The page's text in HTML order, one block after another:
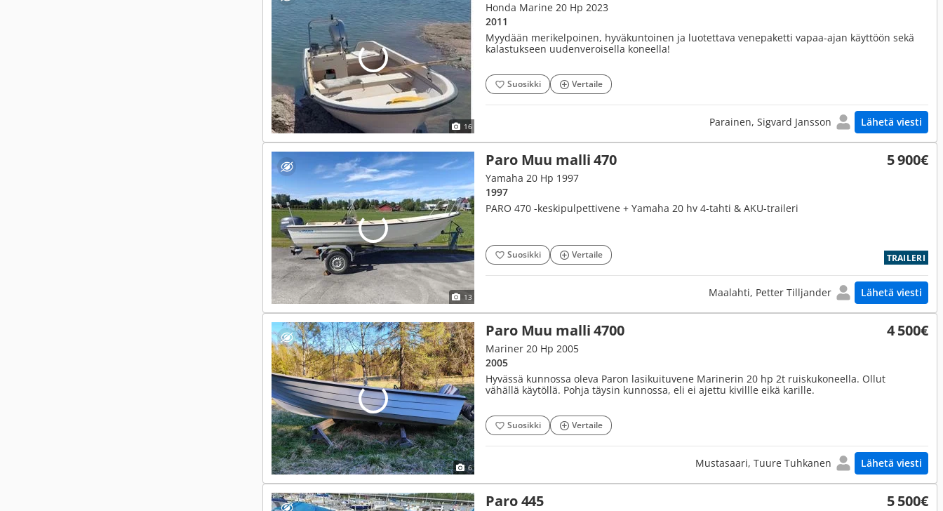
16
Honda Marine 20 Hp 2023
2011
Myydään merikelpoinen, hyväkuntoinen ja luotettava venepaketti vapaa-ajan käyttöön sekä
kalastukseen uudenveroisella koneella!
Suosikki Vertaile
Parainen, Sigvard Jansson Lähetä viesti
13
Paro Muu malli 470 5 900€
TRAILERI
Yamaha 20 Hp 1997
1997
PARO 470 -keskipulpettivene + Yamaha 20 hv 4-tahti & AKU-traileri
Suosikki Vertaile
Maalahti, Petter Tilljander Lähetä viesti
6
Paro Muu malli 4700 4 500€
Mariner 20 Hp 2005
2005
Hyvässä kunnossa oleva Paron lasikuituvene Marinerin 20 hp 2t ruiskukoneella. Ollut
vähällä käytöllä. Pohja täysin kunnossa, eli ei ajettu kivillle eikä karille.
Suosikki Vertaile
Mustasaari, Tuure Tuhkanen Lähetä viesti
Paro 445 5 500€